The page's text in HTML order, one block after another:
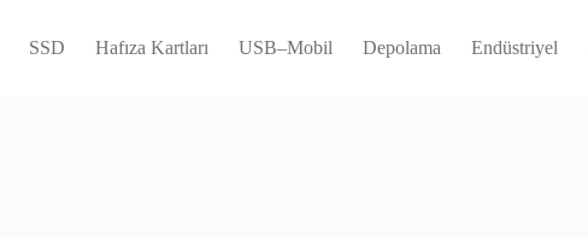
SSD Hafıza Kartları USB–Mobil Depolama Endüstriyel